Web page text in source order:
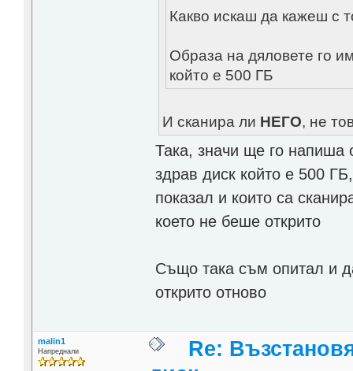
Какво искаш да кажеш с
Образа на дяловете го
който е 500 ГБ
И сканира ли НЕГО, не
Така, значи ще го
здрав диск който е 500
показал и които са
което не беше открито
Също така съм опитал и
открито отново
malin1
Напреднали
Re: